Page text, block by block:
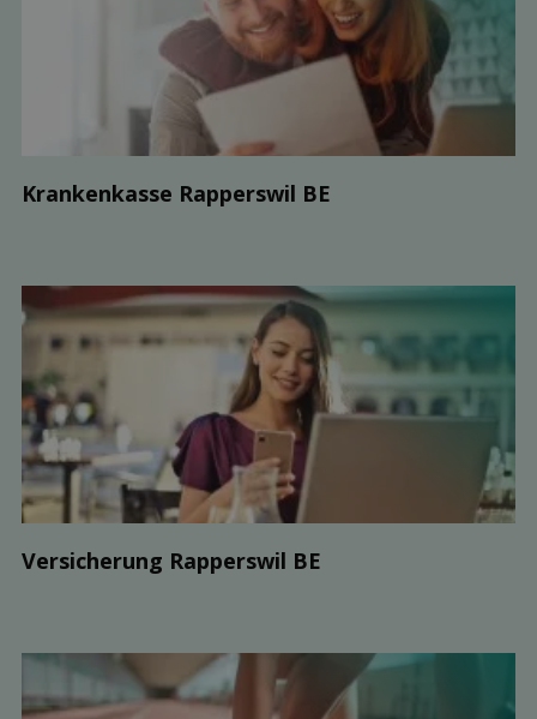
Kranken­kasse Rapperswil BE
Ver­sicherung Rapperswil BE